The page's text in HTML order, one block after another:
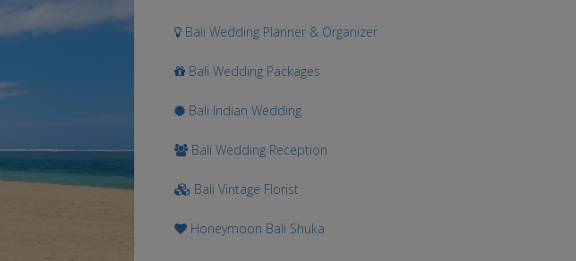
Bali Wedding Planner & Organizer
Bali Wedding Packages
Bali Indian Wedding
Bali Wedding Reception
Bali Vintage Florist
Honeymoon Bali Shuka